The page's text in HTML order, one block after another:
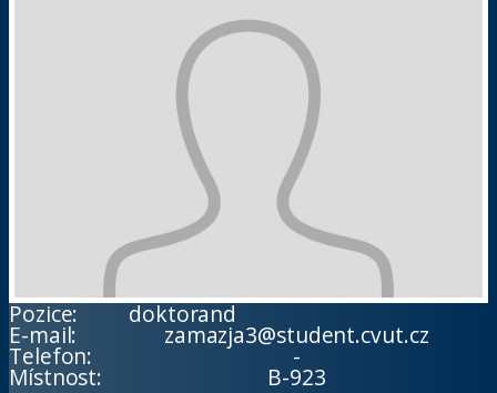
Pozice:
E-mail:
Telefon:
Místnost:
doktorand
zamazja3@student.cvut.cz
-
B-923